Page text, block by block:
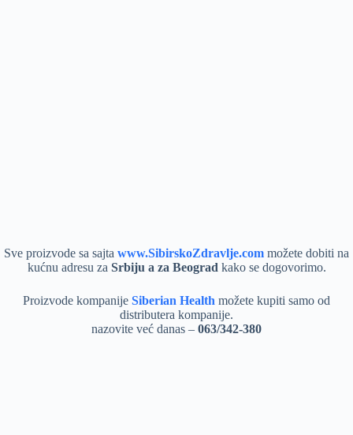
Sve proizvode sa sajta www.SibirskoZdravlje.com možete dobiti na
kućnu adresu za Srbiju a za Beograd kako se dogovorimo.
Proizvode kompanije Siberian Health možete kupiti samo od
distributera kompanije.
nazovite već danas – 063/342-380